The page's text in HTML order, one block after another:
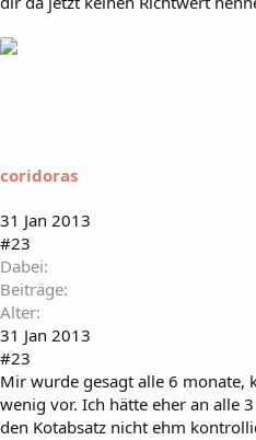
coridoras
31 Jan 2013
#23
Dabei
Beiträge
Alter
31 Jan 2013
#23
Mir wurde gesagt alle 6 monate,
wenig vor. Ich hätte eher an alle
den Kotabsatz nicht ehm